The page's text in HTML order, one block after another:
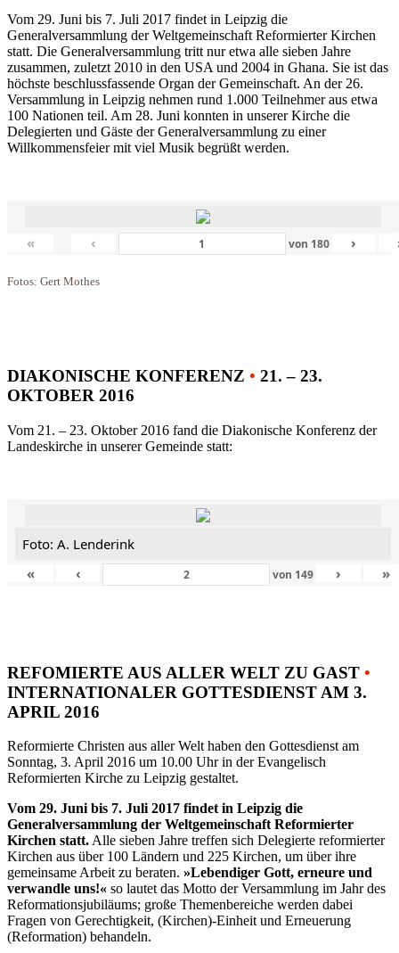
Vom 29. Juni bis 7. Juli 2017 findet in Leipzig die
Generalversammlung der Weltgemeinschaft Reformierter Kirchen
statt. Die Generalversammlung tritt nur etwa alle sieben Jahre
zusammen, zuletzt 2010 in den USA und 2004 in Ghana. Sie ist das
höchste beschlussfassende Organ der Gemeinschaft. An der 26.
Versammlung in Leipzig nehmen rund 1.000 Teilnehmer aus etwa
100 Nationen teil. Am 28. Juni konnten in unserer Kirche die
Delegierten und Gäste der Generalversammlung zu einer
Willkommensfeier mit viel Musik begrüßt werden.
« ‹ von 180 ›
Fotos: Gert Mothes
DIAKONISCHE KONFERENZ • 21. – 23.
OKTOBER 2016
Vom 21. – 23. Oktober 2016 fand die Diakonische Konferenz der
Landeskirche in unserer Gemeinde statt:
Foto: A. Lenderink
«
‹ von 149 › »
REFOMIERTE AUS ALLER WELT ZU GAST •
INTERNATIONALER GOTTESDIENST AM 3.
APRIL 2016
Reformierte Christen aus aller Welt haben den Gottesdienst am
Sonntag, 3. April 2016 um 10.00 Uhr in der Evangelisch
Reformierten Kirche zu Leipzig gestaltet.
Vom 29. Juni bis 7. Juli 2017 findet in Leipzig die
Generalversammlung der Weltgemeinschaft Reformierter
Kirchen statt.Alle sieben Jahre treffen sich Delegierte reformierter
Kirchen aus über 100 Ländern und 225 Kirchen, um über ihre
gemeinsame Arbeit zu beraten. »Lebendiger Gott, erneure und
verwandle uns!« so lautet das Motto der Versammlung im Jahr des
Reformationsjubiläums; große Themenbereiche werden dabei
Fragen von Gerechtigkeit, (Kirchen)-Einheit und Erneuerung
(Reformation) behandeln.